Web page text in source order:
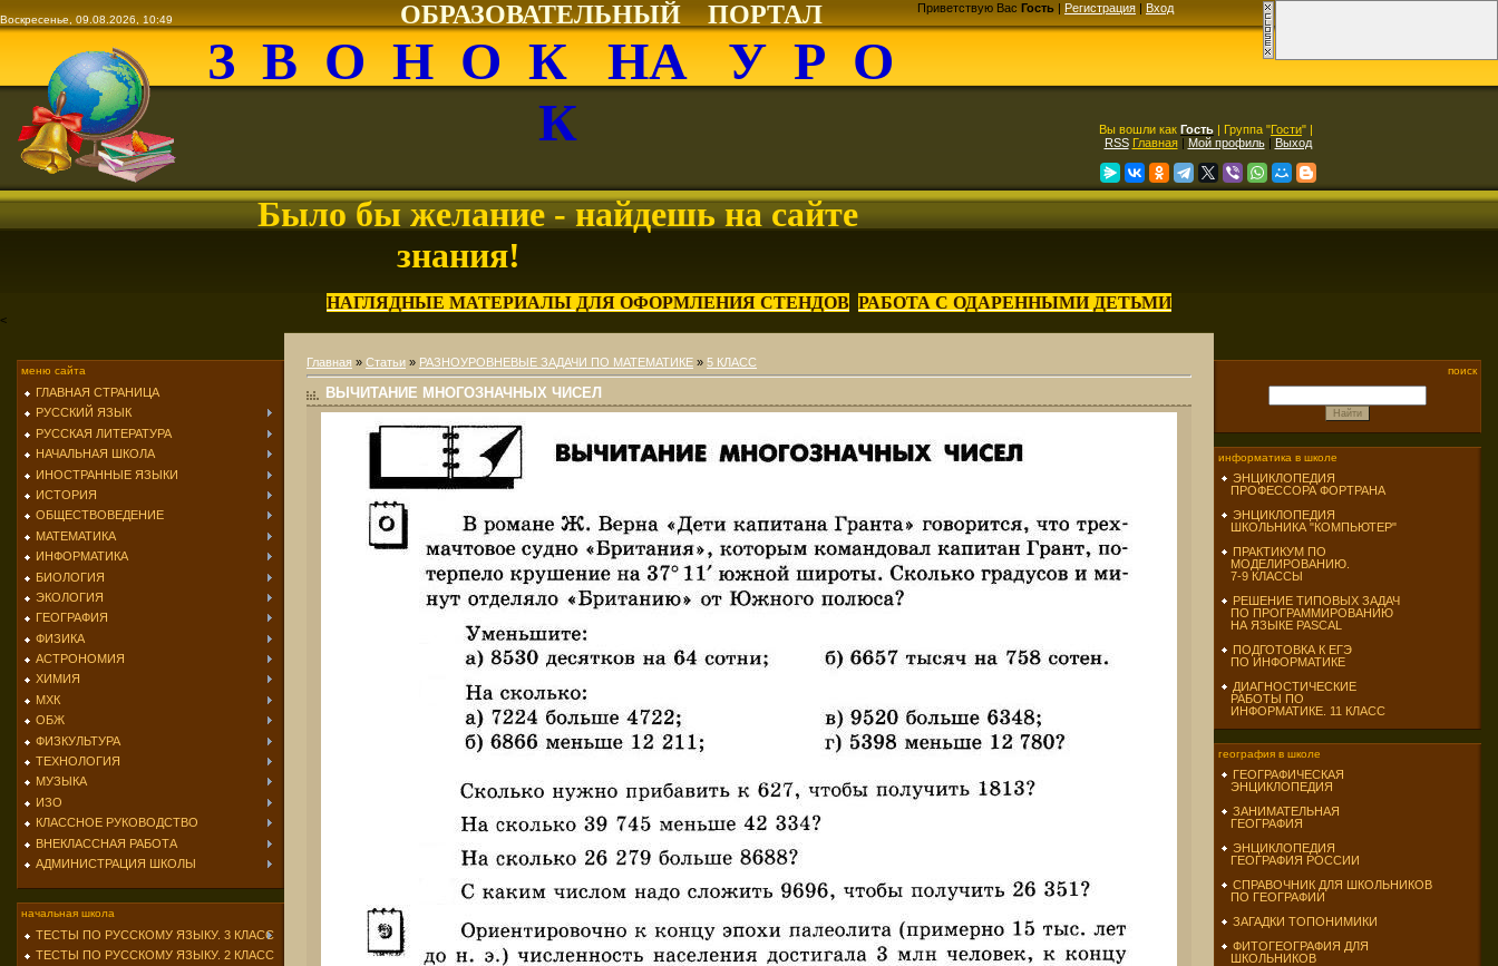
Воскресенье, 09.08.2026, 10:49 ОБРАЗОВАТЕЛЬНЫЙ ПОРТАЛ Приветствую Вас Гость | Регистрация | Вход
З В О Н О К НА У Р О
К
Было бы желание - найдешь на сайте
знания!
Вы вошли как Гость | Группа "Гости" |
RSS Главная| Мой профиль| Выход
НАГЛЯДНЫЕ МАТЕРИАЛЫ ДЛЯ ОФОРМЛЕНИЯ СТЕНДОВ РАБОТА С ОДАРЕННЫМИ ДЕТЬМИ
<
меню сайта
ГЛАВНАЯ СТРАНИЦА
РУССКИЙ ЯЗЫК
РУССКАЯ ЛИТЕРАТУРА
НАЧАЛЬНАЯ ШКОЛА
ИНОСТРАННЫЕ ЯЗЫКИ
ИСТОРИЯ
ОБЩЕСТВОВЕДЕНИЕ
МАТЕМАТИКА
ИНФОРМАТИКА
БИОЛОГИЯ
ЭКОЛОГИЯ
ГЕОГРАФИЯ
ФИЗИКА
АСТРОНОМИЯ
ХИМИЯ
МХК
ОБЖ
ФИЗКУЛЬТУРА
ТЕХНОЛОГИЯ
МУЗЫКА
ИЗО
КЛАССНОЕ РУКОВОДСТВО
ВНЕКЛАССНАЯ РАБОТА
АДМИНИСТРАЦИЯ ШКОЛЫ
начальная школа
ТЕСТЫ ПО РУССКОМУ ЯЗЫКУ. 3 КЛАСС
ТЕСТЫ ПО РУССКОМУ ЯЗЫКУ. 2 КЛАСС
Главная » Статьи » РАЗНОУРОВНЕВЫЕ ЗАДАЧИ ПО МАТЕМАТИКЕ » 5 КЛАСС
ВЫЧИТАНИЕ МНОГОЗНАЧНЫХ ЧИСЕЛ
поиск
информатика в школе
ЭНЦИКЛОПЕДИЯ
ПРОФЕССОРА ФОРТРАНА
ЭНЦИКЛОПЕДИЯ
ШКОЛЬНИКА "КОМПЬЮТЕР"
ПРАКТИКУМ ПО
МОДЕЛИРОВАНИЮ.
7-9 КЛАССЫ
РЕШЕНИЕ ТИПОВЫХ ЗАДАЧ
ПО ПРОГРАММИРОВАНИЮ
НА ЯЗЫКЕ PASCAL
ПОДГОТОВКА К ЕГЭ
ПО ИНФОРМАТИКЕ
ДИАГНОСТИЧЕСКИЕ
РАБОТЫ ПО
ИНФОРМАТИКЕ. 11 КЛАСС
география в школе
ГЕОГРАФИЧЕСКАЯ
ЭНЦИКЛОПЕДИЯ
ЗАНИМАТЕЛЬНАЯ
ГЕОГРАФИЯ
ЭНЦИКЛОПЕДИЯ
ГЕОГРАФИЯ РОССИИ
СПРАВОЧНИК ДЛЯ ШКОЛЬНИКОВ
ПО ГЕОГРАФИИ
ЗАГАДКИ ТОПОНИМИКИ
ФИТОГЕОГРАФИЯ ДЛЯ
ШКОЛЬНИКОВ